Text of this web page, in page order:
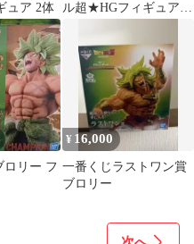
ュア 2体
ル超★HGフィギュア★
ルパワー
ロリー フ
¥ 16,000
一番くじラストワン賞
ブロリー